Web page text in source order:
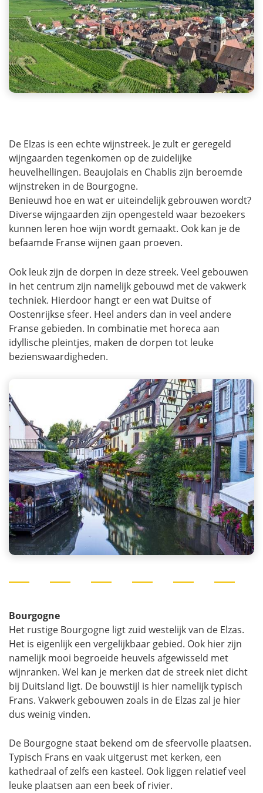
De Elzas is een echte wijnstreek. Je zult er geregeld
wijngaarden tegenkomen op de zuidelijke
heuvelhellingen. Beaujolais en Chablis zijn beroemde
wijnstreken in de Bourgogne.
Benieuwd hoe en wat er uiteindelijk gebrouwen wordt?
Diverse wijngaarden zijn opengesteld waar bezoekers
kunnen leren hoe wijn wordt gemaakt. Ook kan je de
befaamde Franse wijnen gaan proeven.
Ook leuk zijn de dorpen in deze streek. Veel gebouwen
in het centrum zijn namelijk gebouwd met de vakwerk
techniek. Hierdoor hangt er een wat Duitse of
Oostenrijkse sfeer. Heel anders dan in veel andere
Franse gebieden. In combinatie met horeca aan
idyllische pleintjes, maken de dorpen tot leuke
bezienswaardigheden.
Bourgogne
Het rustige Bourgogne ligt zuid westelijk van de Elzas.
Het is eigenlijk een vergelijkbaar gebied. Ook hier zijn
namelijk mooi begroeide heuvels afgewisseld met
wijnranken. Wel kan je merken dat de streek niet dicht
bij Duitsland ligt. De bouwstijl is hier namelijk typisch
Frans. Vakwerk gebouwen zoals in de Elzas zal je hier
dus weinig vinden.
De Bourgogne staat bekend om de sfeervolle plaatsen.
Typisch Frans en vaak uitgerust met kerken, een
kathedraal of zelfs een kasteel. Ook liggen relatief veel
leuke plaatsen aan een beek of rivier.